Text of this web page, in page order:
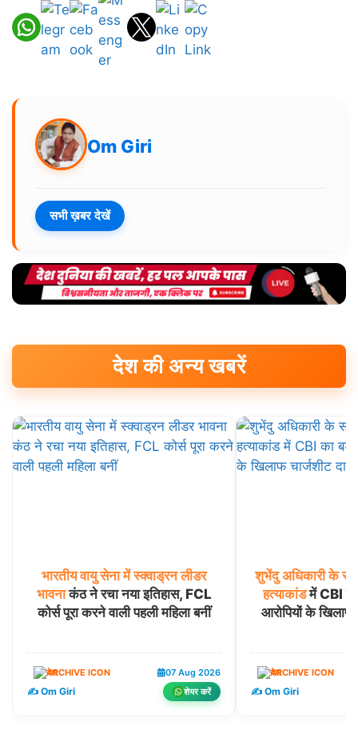
Om Giri
सभी ख़बर देखें
देश की अन्य खबरें
भारतीय वायु सेना में स्क्वाड्रन लीडर
भावनाकंठ ने रचा नया इतिहास, FCL
कोर्स पूरा करने वाली पहली महिला बनीं
देश 07 Aug 2026
✍️ Om Giri शेयर करें
शुभेंदु अधिकारी के
हत्याकांडमें CBI
आरोपियों के खिलाफ
देश
✍️ Om Giri